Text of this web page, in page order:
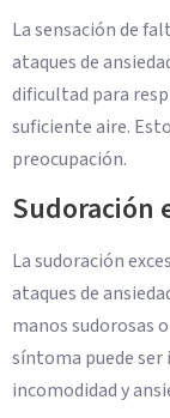
La sensación de
ataques de
dificultad para
suficiente aire.
preocupación.
Sudoración
La sudoración
ataques de
manos sudorosas
síntoma puede ser
incomodidad y